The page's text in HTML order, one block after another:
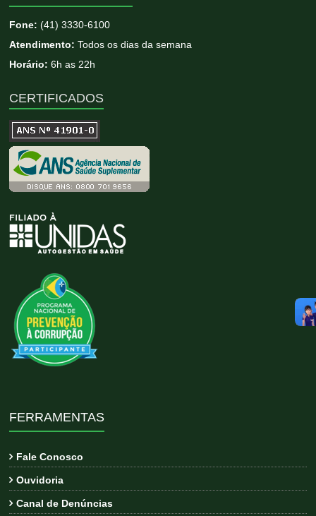
Fone:(41) 3330-6100
Atendimento: Todos os dias da semana
Horário: 6h as 22h
CERTIFICADOS
FERRAMENTAS
Fale Conosco
Ouvidoria
Canal de Denúncias